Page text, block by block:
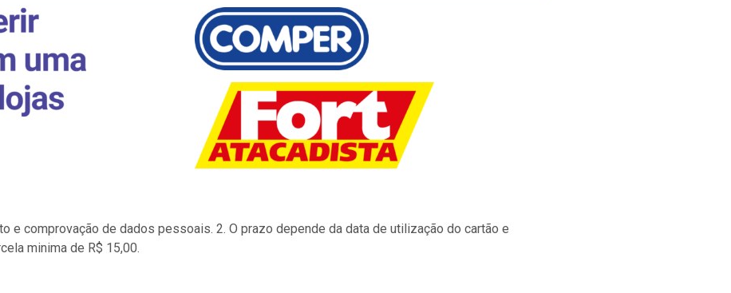
e comprovação de dados pessoais. 2. O prazo depende da data de utilização do cartão e
minima de R$ 15,00.